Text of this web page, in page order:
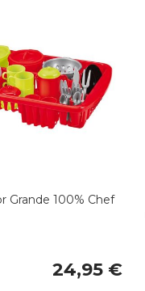
Grande 100% Chef
24,95 €